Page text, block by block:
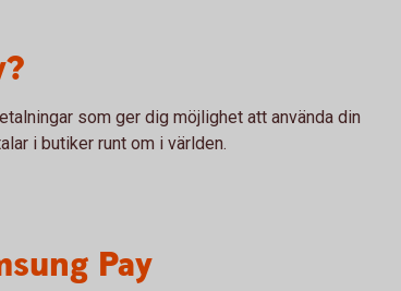
som ger dig möjlighet att använda din
i butiker runt om i världen.
Pay